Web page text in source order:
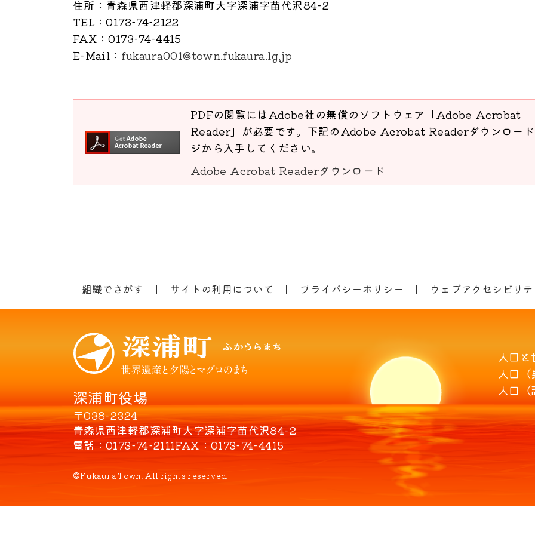
住所 ：青森県西津軽郡深浦町大字深浦字苗代沢84-2
TEL ：0173-74-2122
FAX ：0173-74-4415
E-Mail ： fukaura001@town.fukaura.lg.jp
PDFの閲覧にはAdobe社の無償のソフトウェア「Adobe Acrobat
Reader」が必要です。下記のAdobe Acrobat Readerダウンロー
ジから入手してください。
Adobe Acrobat Readerダウンロード
組織でさがす サイトの利用について プライバシーポリシー ウェブアクセシビリ
深浦町役場
〒038-2324
青森県西津軽郡深浦町大字深浦字苗代沢84-2
電話
0173-74-2111FAX 0173-74-4415
人口と
人口（
人口（
©Fukaura Town. All rights reserved.